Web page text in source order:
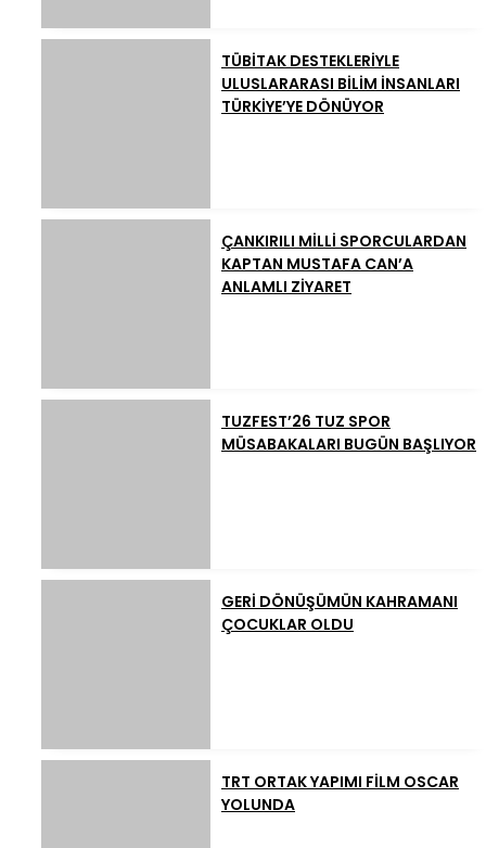
TÜBİTAK DESTEKLERİYLE
ULUSLARARASI BİLİM İNSANLARI
TÜRKİYE’YE DÖNÜYOR
ÇANKIRILI MİLLİ SPORCULARDAN
KAPTAN MUSTAFA CAN’A
ANLAMLI ZİYARET
TUZFEST’26 TUZ SPOR
MÜSABAKALARI BUGÜN BAŞLIYOR
GERİ DÖNÜŞÜMÜN KAHRAMANI
ÇOCUKLAR OLDU
TRT ORTAK YAPIMI FİLM OSCAR
YOLUNDA